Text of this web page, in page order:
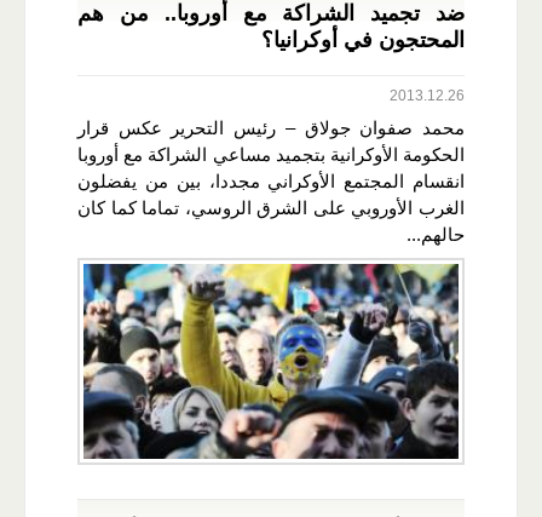
ضد تجميد الشراكة مع أوروبا.. من هم
المحتجون في أوكرانيا؟
2013.12.26
محمد صفوان جولاق – رئيس التحرير عكس قرار
الحكومة الأوكرانية بتجميد مساعي الشراكة مع أوروبا
انقسام المجتمع الأوكراني مجددا، بين من يفضلون
الغرب الأوروبي على الشرق الروسي، تماما كما كان
حالهم...